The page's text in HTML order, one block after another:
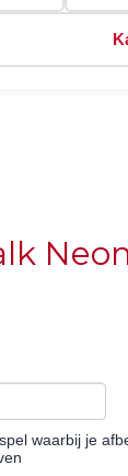
waarbij je